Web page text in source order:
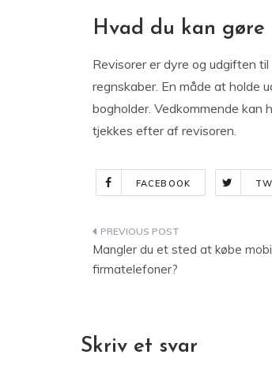
Hvad du kan gøre
Revisorer er dyre og udgiften
regnskaber. En måde at holde
bogholder. Vedkommende kan
tjekkes efter af revisoren.
FACEBOOK
Indlægsnavigation
Mangler du et sted at købe
firmatelefoner?
Skriv et svar